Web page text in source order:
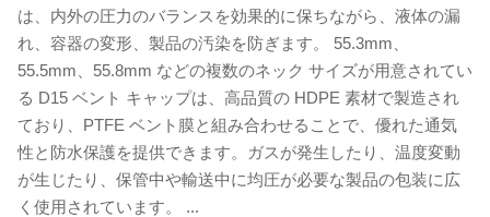
は、内外の圧力のバランスを効果的に保ちながら、液体の漏
れ、容器の変形、製品の汚染を防ぎます。 55.3mm、
55.5mm、55.8mm などの複数のネック サイズが用意されてい
る D15 ベント キャップは、高品質の HDPE 素材で製造され
ており、PTFE ベント膜と組み合わせることで、優れた通気
性と防水保護を提供できます。ガスが発生したり、温度変動
が生じたり、保管中や輸送中に均圧が必要な製品の包装に広
く使用されています。 ...